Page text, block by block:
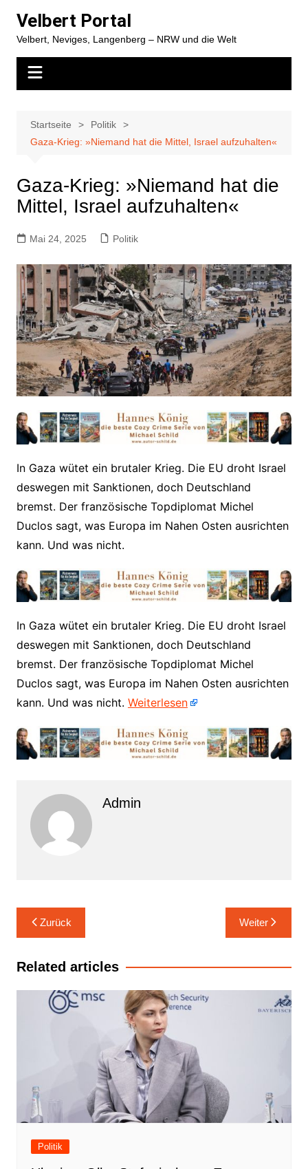
Inhalt
springen
Velbert Portal
Velbert, Neviges, Langenberg – NRW und die Welt
Startseite
Politik
Gaza-Krieg: »Niemand hat die Mittel, Israel aufzuhalten«
Gaza-Krieg: »Niemand hat die
Mittel, Israel aufzuhalten«
Mai 24, 2025 Politik
In Gaza wütet ein brutaler Krieg. Die EU droht Israel
deswegen mit Sanktionen, doch Deutschland
bremst. Der französische Topdiplomat Michel
Duclos sagt, was Europa im Nahen Osten ausrichten
kann. Und was nicht.
​In Gaza wütet ein brutaler Krieg. Die EU droht Israel
deswegen mit Sanktionen, doch Deutschland
bremst. Der französische Topdiplomat Michel
Duclos sagt, was Europa im Nahen Osten ausrichten
kann. Und was nicht. Weiterlesen
Admin
Beitrags-
Navigation
Zurück Weiter
Related articles
Politik